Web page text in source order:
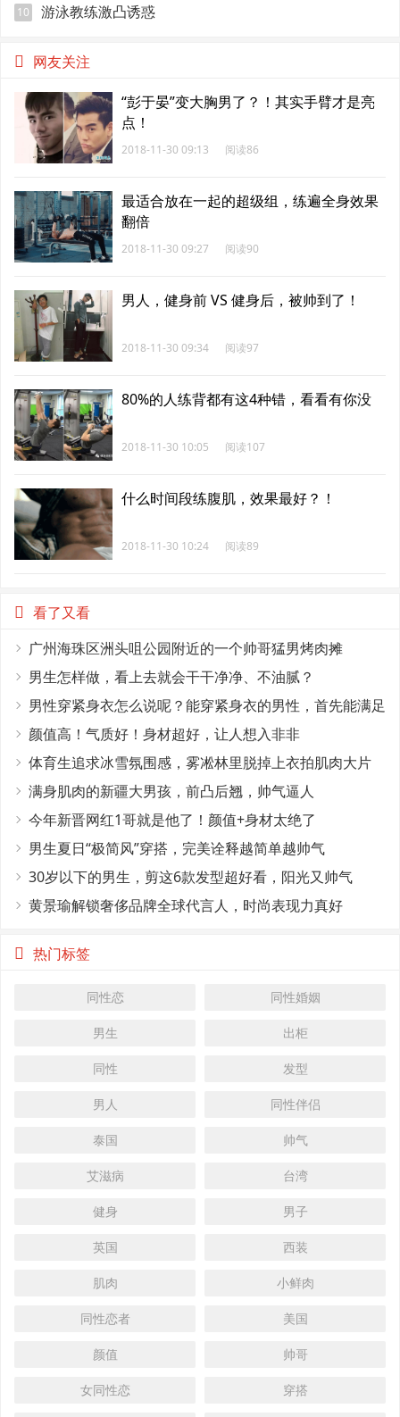
10 游泳教练激凸诱惑
网友关注
“彭于晏”变大胸男了？！其实手臂才是亮
点！
2018-11-30 09:13 阅读86
最适合放在一起的超级组，练遍全身效果
翻倍
2018-11-30 09:27 阅读90
男人，健身前 VS 健身后，被帅到了！
2018-11-30 09:34 阅读97
80%的人练背都有这4种错，看看有你没
2018-11-30 10:05 阅读107
什么时间段练腹肌，效果最好？！
2018-11-30 10:24 阅读89
看了又看
广州海珠区洲头咀公园附近的一个帅哥猛男烤肉摊
男生怎样做，看上去就会干干净净、不油腻？
男性穿紧身衣怎么说呢？能穿紧身衣的男性，首先能满足
这4个条件
颜值高！气质好！身材超好，让人想入非非
体育生追求冰雪氛围感，雾凇林里脱掉上衣拍肌肉大片
满身肌肉的新疆大男孩，前凸后翘，帅气逼人
今年新晋网红1哥就是他了！颜值+身材太绝了
男生夏日“极简风”穿搭，完美诠释越简单越帅气
30岁以下的男生，剪这6款发型超好看，阳光又帅气
黄景瑜解锁奢侈品牌全球代言人，时尚表现力真好
热门标签
同性恋 同性婚姻
男生 出柜
同性 发型
男人 同性伴侣
泰国 帅气
艾滋病 台湾
健身 男子
英国 西装
肌肉 小鲜肉
同性恋者 美国
颜值 帅哥
女同性恋 穿搭